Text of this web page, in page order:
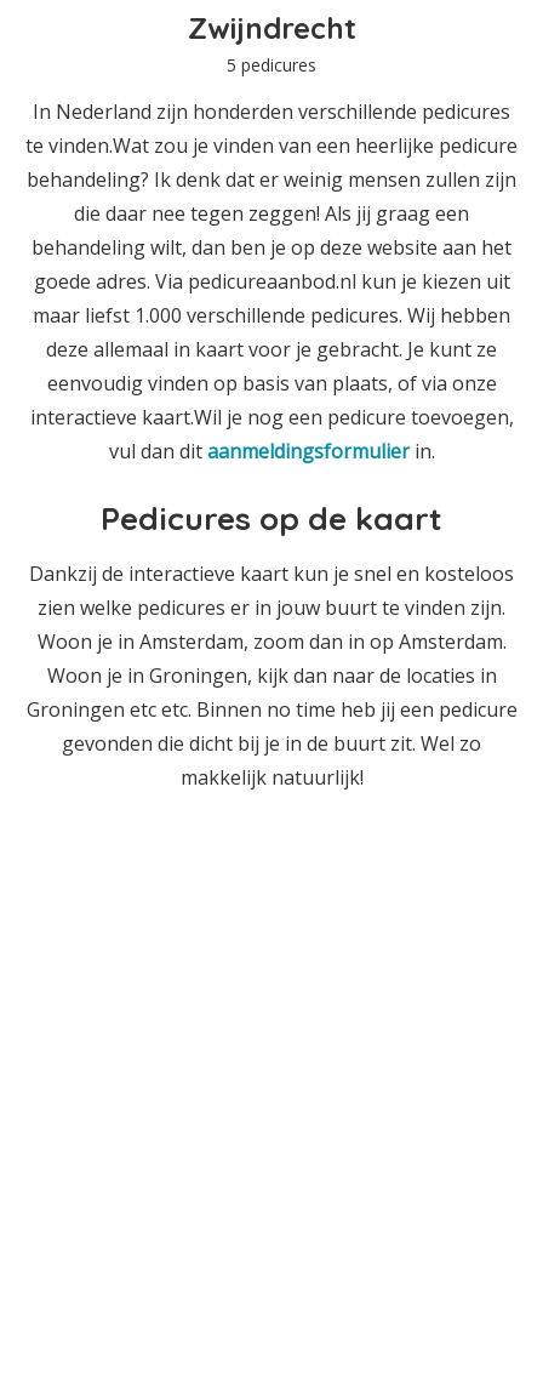
Zwijndrecht
5 pedicures
In Nederland zijn honderden verschillende pedicures
te vinden.Wat zou je vinden van een heerlijke pedicure
behandeling? Ik denk dat er weinig mensen zullen zijn
die daar nee tegen zeggen! Als jij graag een
behandeling wilt, dan ben je op deze website aan het
goede adres. Via pedicureaanbod.nl kun je kiezen uit
maar liefst 1.000 verschillende pedicures. Wij hebben
deze allemaal in kaart voor je gebracht. Je kunt ze
eenvoudig vinden op basis van plaats, of via onze
interactieve kaart.Wil je nog een pedicure toevoegen,
vul dan ditaanmeldingsformulierin.
Pedicures op de kaart
Dankzij de interactieve kaart kun je snel en kosteloos
zien welke pedicures er in jouw buurt te vinden zijn.
Woon je in Amsterdam, zoom dan in op Amsterdam.
Woon je in Groningen, kijk dan naar de locaties in
Groningen etc etc. Binnen no time heb jij een pedicure
gevonden die dicht bij je in de buurt zit. Wel zo
makkelijk natuurlijk!